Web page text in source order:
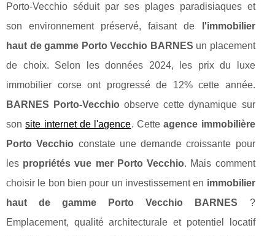
Porto-Vecchio séduit par ses plages paradisiaques et
son environnement préservé, faisant de
l'immobilier
haut de gamme Porto Vecchio BARNES un placement
de choix. Selon les données 2024, les prix du luxe
immobilier corse ont progressé de 12% cette année.
BARNES Porto-Vecchio observe cette dynamique sur
sonsite internet de l'agence. Cetteagence immobilière
Porto Vecchio constate une demande croissante pour
les propriétés vue mer Porto Vecchio. Mais comment
choisir le bon bien pour un investissement en immobilier
haut de gamme Porto Vecchio BARNES ?
Emplacement, qualité architecturale et potentiel locatif